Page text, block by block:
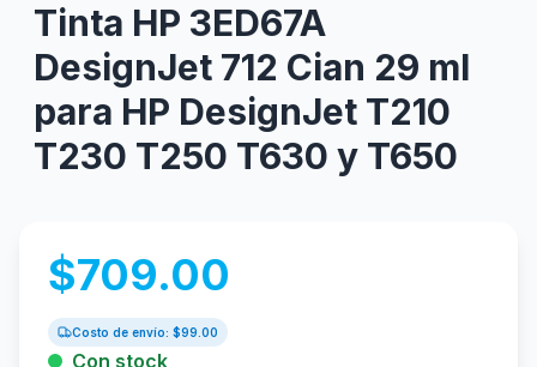
Tinta HP 3ED67A
DesignJet 712 Cian 29 ml
para HP DesignJet T210
T230 T250 T630 y T650
$709.00
Costo de envío: $99.00
Con stock